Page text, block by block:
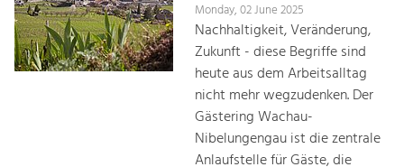
Monday, 02 June 2025
Nachhaltigkeit, Veränderung,
Zukunft - diese Begriffe sind
heute aus dem Arbeitsalltag
nicht mehr wegzudenken. Der
Gästering Wachau-
Nibelungengau ist die zentrale
Anlaufstelle für Gäste, die